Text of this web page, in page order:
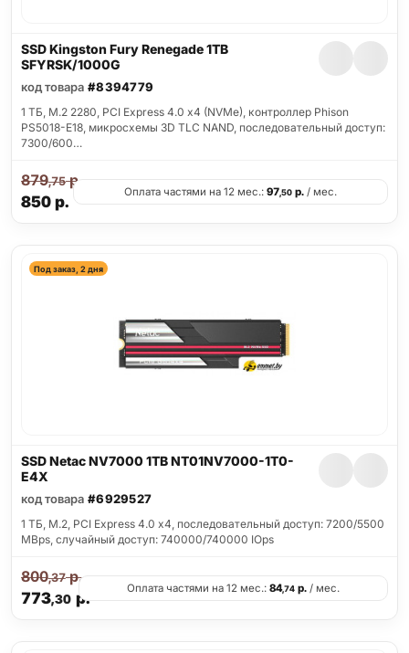
SSD Kingston Fury Renegade 1TB
SFYRSK/1000G
код товара #8394779
1 ТБ, M.2 2280, PCI Express 4.0 x4 (NVMe), контроллер Phison
PS5018-E18, микросхемы 3D TLC NAND, последовательный доступ:
7300/600…
850р.
879,75р.
Оплата частями на 12 мес.: 97,50р./ мес.
Под заказ, 2 дня
SSD Netac NV7000 1TB NT01NV7000-1T0-
E4X
код товара #6929527
1 ТБ, M.2, PCI Express 4.0 x4, последовательный доступ: 7200/5500
MBps, случайный доступ: 740000/740000 IOps
773,30р.
800,37р.
Оплата частями на 12 мес.: 84,74 р. / мес.